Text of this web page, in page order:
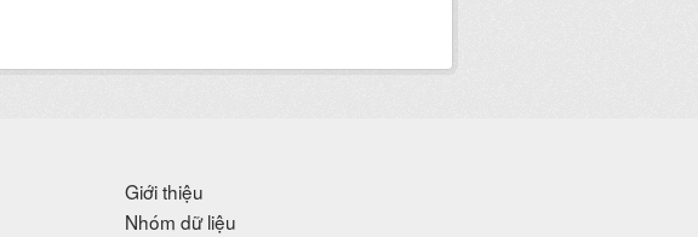
Giới thiệu
Nhóm dữ liệu